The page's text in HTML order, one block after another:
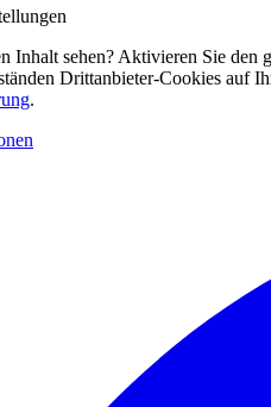
Inhalt sehen? Aktivieren Sie
Drittanbieter-Cookies auf
.